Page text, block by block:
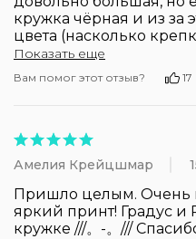
кружка чёрная и из за
цвета (насколько
Показать еще
Вам помог этот отзыв? 17
Амелия Крейцшмар
Пришло целым. Очень
яркий принт! Градус
кружке ///。-。///